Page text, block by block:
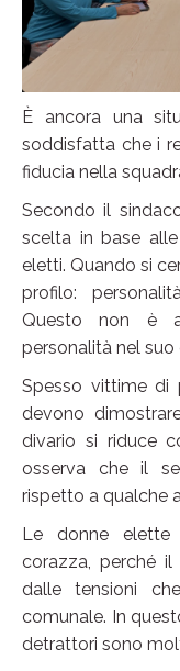
È ancora una
soddisfatta che i
fiducia nella
Secondo il
scelta in base
eletti. Quando si
profilo:
Questo non è
personalità nel suo
Spesso vittime di
devono
divario si riduce
osserva che il
rispetto a qualche
Le donne elette
corazza, perché
dalle tensioni
comunale. In
detrattori sono